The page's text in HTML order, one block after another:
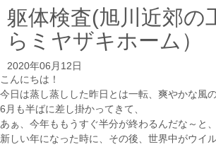
躯体検査(旭川近郊の
らミヤザキホーム）
2020年06月12日
こんにちは！
今日は蒸し蒸しした昨日とは一転、爽やかな風
6月も半ばに差し掛かってきて、
あぁ、今年ももうすぐ半分が終わるんだな～と
新しい年になった時に、その後、世界中がウイ